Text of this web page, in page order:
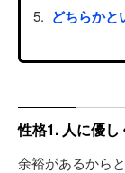
どちらかと
性格1. 人に優
余裕があるから